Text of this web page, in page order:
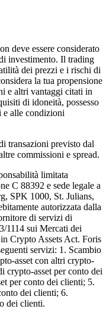
deve essere considerato
investimento. Il trading
dei prezzi e i rischi di
la tua propensione
e altri vantaggi citati in
di idoneità, possesso
e alle condizioni
transazioni previsto dal
commissioni e spread.
limitata
C 88392 e sede legale a
SPK 1000, St. Julians,
autorizzata dalla
di servizi di
1114 sui Mercati dei
Crypto Assets Act. Foris
servizi: 1. Scambio
asset con altri crypto-
crypto-asset per conto dei
per conto dei clienti; 5.
dei clienti; 6.
dei clienti.